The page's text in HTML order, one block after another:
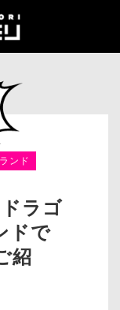
ンド
ドラゴ
ドで
紹